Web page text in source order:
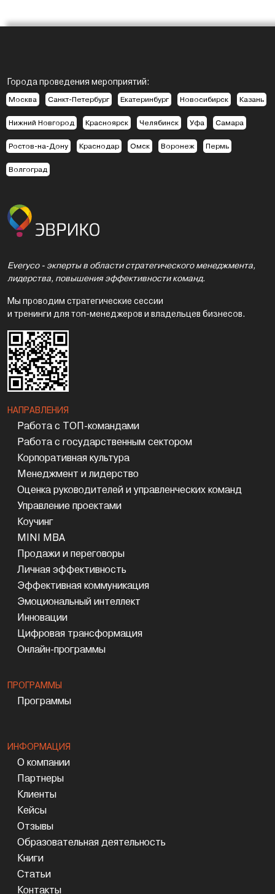
Города проведения мероприятий:
Москва Санкт-Петербург Екатеринбург Новосибирск Казань
Нижний Новгород Красноярск Челябинск Уфа Самара
Ростов-на-Дону Краснодар Омск Воронеж Пермь
Волгоград
Everyco - экперты в области стратегического менеджмента,
лидерства, повышения эффективности команд.
Мы проводим стратегические сессии
и тренинги для топ-менеджеров и владельцев бизнесов.
НАПРАВЛЕНИЯ
Работа с ТОП-командами
Работа с государственным сектором
Корпоративная культура
Менеджмент и лидерство
Оценка руководителей и управленческих команд
Управление проектами
Коучинг
MINI MBA
Продажи и переговоры
Личная эффективность
Эффективная коммуникация
Эмоциональный интеллект
Инновации
Цифровая трансформация
Онлайн-программы
ПРОГРАММЫ
Программы
ИНФОРМАЦИЯ
О компании
Партнеры
Клиенты
Кейсы
Отзывы
Образовательная деятельность
Книги
Статьи
Контакты